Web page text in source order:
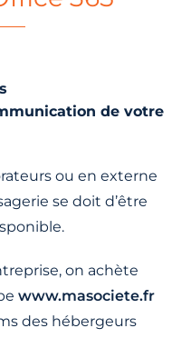
de votre
ou en externe
se doit d’être
on achète
www.masociete.fr
des hébergeurs